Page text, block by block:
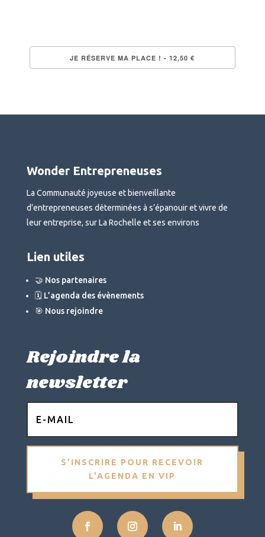
Wonder Entrepreneuses
La Communauté joyeuse et bienveillante
d’entrepreneuses déterminées à s’épanouir et vivre de
leur entreprise, sur La Rochelle et ses environs
Lien utiles
🤝 Nos partenaires
🗓 L’agenda des évènements
🎯 Nous rejoindre
Rejoindre la
newsletter
S'INSCRIRE POUR RECEVOIR
L'AGENDA EN VIP